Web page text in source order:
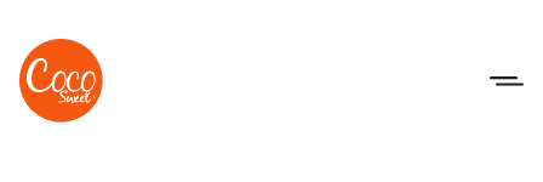
Aller au menu
Aller au contenu